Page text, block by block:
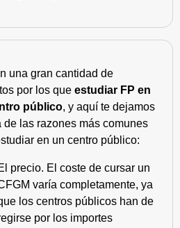
una gran cantidad de
por los que estudiar FP en
público, y aquí te dejamos
de las razones más comunes
en un centro público:
precio. El coste de cursar un
varía completamente, ya
los centros públicos han de
por los importes